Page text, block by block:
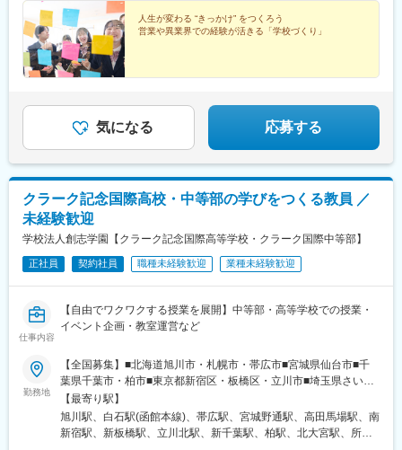
木町駅、日吉町駅、浜松駅、近鉄名古屋駅、西大路三条駅、西梅
田駅、三宮・花時計前駅、打出駅、山陽姫路駅、城北駅、薬院大
通駅、新水前寺駅前駅、市立病院前駅(鹿児島県)、仙台駅、面影橋
駅、参宮橋駅、板橋区役所前駅、立川南駅、西登戸駅、みなとみ
らい駅、音羽町駅、遠州病院駅、国際センター駅、西院駅(京福
通線)、西鉄平尾駅、都通駅
人生が変わる “きっかけ” をつくろう
営業や異業界での経験が活きる「学校づくり」
気になる 応募する
クラーク記念国際高校・中等部の学びをつくる教員 ／
未経験歓迎
学校法人創志学園【クラーク記念国際高等学校・クラーク国際中等部】
正社員 契約社員 職種未経験歓迎 業種未経験歓迎
仕事内容
【自由でワクワクする授業を展開】中等部・高等学校での授業・
イベント企画・教室運営など
勤務地
【全国募集】■北海道旭川市・札幌市・帯広市■宮城県仙台市■千
葉県千葉市・柏市■東京都新宿区・板橋区・立川市■埼玉県さいた
ま市・所沢市■神奈川県横浜市・厚木市■静岡県静岡市・浜松市■
愛知県名古屋市■滋賀県彦根市■京都府京都市■大阪府大阪市■兵庫
県芦屋市、神戸市、姫路市■広島県広島市■福岡県福岡市■熊本県
【最寄り駅】
旭川駅、白石駅(函館本線)、帯広駅、宮城野通駅、高田馬場駅、南
新宿駅、新板橋駅、立川北駅、新千葉駅、柏駅、北大宮駅、所沢